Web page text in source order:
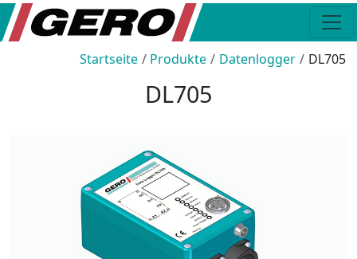
Startseite Produkte Datenlogger DL705
DL705